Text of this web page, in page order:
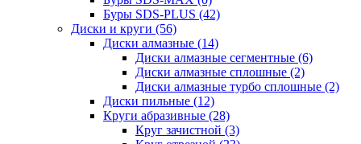
Буры SDS-PLUS (42)
Диски и круги (56)
Диски алмазные (14)
Диски алмазные сегментные (6)
Диски алмазные сплошные (2)
Диски алмазные турбо сплошные (2)
Диски пильные (12)
Круги абразивные (28)
Круг зачистной (3)